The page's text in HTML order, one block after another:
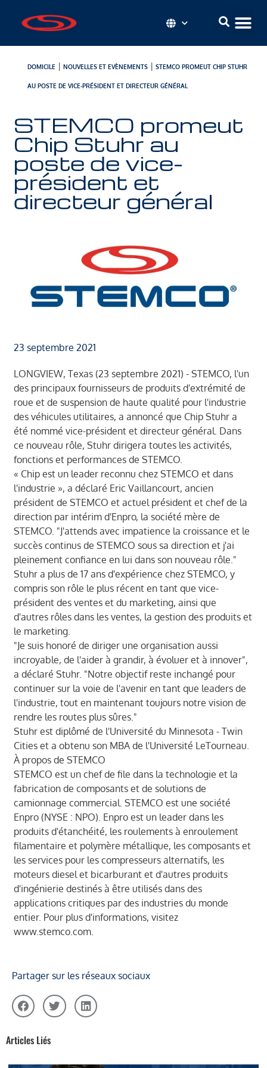
DOMICILE | NOUVELLES ET EVÈNEMENTS| STEMCO PROMEUT CHIP STUHR
AU POSTE DE VICE-PRÉSIDENT ET DIRECTEUR GÉNÉRAL
STEMCO promeut
Chip Stuhr au
poste de vice-
président et
directeur général
23 septembre 2021
LONGVIEW, Texas (23 septembre 2021) - STEMCO, l'un
des principaux fournisseurs de produits d'extrémité de
roue et de suspension de haute qualité pour l'industrie
des véhicules utilitaires, a annoncé que Chip Stuhr a
été nommé vice-président et directeur général. Dans
ce nouveau rôle, Stuhr dirigera toutes les activités,
fonctions et performances de STEMCO.
« Chip est un leader reconnu chez STEMCO et dans
l'industrie », a déclaré Eric Vaillancourt, ancien
président de STEMCO et actuel président et chef de la
direction par intérim d'Enpro, la société mère de
STEMCO. "J'attends avec impatience la croissance et le
succès continus de STEMCO sous sa direction et j'ai
pleinement confiance en lui dans son nouveau rôle."
Stuhr a plus de 17 ans d'expérience chez STEMCO, y
compris son rôle le plus récent en tant que vice-
président des ventes et du marketing, ainsi que
d'autres rôles dans les ventes, la gestion des produits et
le marketing.
"Je suis honoré de diriger une organisation aussi
incroyable, de l'aider à grandir, à évoluer et à innover",
a déclaré Stuhr. "Notre objectif reste inchangé pour
continuer sur la voie de l'avenir en tant que leaders de
l'industrie, tout en maintenant toujours notre vision de
rendre les routes plus sûres."
Stuhr est diplômé de l'Université du Minnesota - Twin
Cities et a obtenu son MBA de l'Université LeTourneau.
À propos de STEMCO
STEMCO est un chef de file dans la technologie et la
fabrication de composants et de solutions de
camionnage commercial. STEMCO est une société
Enpro (NYSE : NPO). Enpro est un leader dans les
produits d'étanchéité, les roulements à enroulement
filamentaire et polymère métallique, les composants et
les services pour les compresseurs alternatifs, les
moteurs diesel et bicarburant et d'autres produits
d'ingénierie destinés à être utilisés dans des
applications critiques par des industries du monde
entier. Pour plus d'informations, visitez
www.stemco.com.
Partager sur les réseaux sociaux
Articles Liés